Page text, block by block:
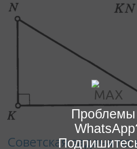
Проблемы